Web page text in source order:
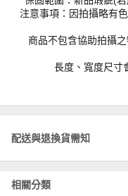
注意事項：因拍攝略有
商品不包含協助拍攝
長度、寬度尺寸
配送與退換貨需知
相關分類